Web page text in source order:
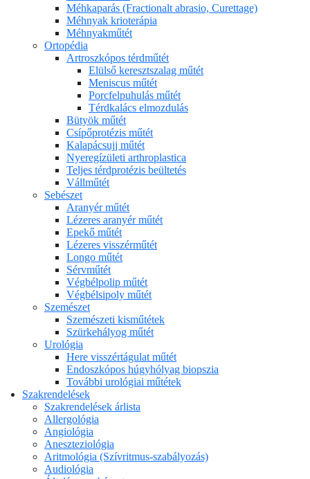
Méhkaparás (Fractionalt abrasio, Curettage)
Méhnyak krioterápia
Méhnyakműtét
Ortopédia
Artroszkópos térdműtét
Elülső keresztszalag műtét
Meniscus műtét
Porcfelpuhulás műtét
Térdkalács elmozdulás
Bütyök műtét
Csípőprotézis műtét
Kalapácsujj műtét
Nyeregízületi arthroplastica
Teljes térdprotézis beültetés
Vállműtét
Sebészet
Aranyér műtét
Lézeres aranyér műtét
Epekő műtét
Lézeres visszérműtét
Longo műtét
Sérvműtét
Végbélpolip műtét
Végbélsipoly műtét
Szemészet
Szemészeti kisműtétek
Szürkehályog műtét
Urológia
Here visszértágulat műtét
Endoszkópos húgyhólyag biopszia
További urológiai műtétek
Szakrendelések
Szakrendelések árlista
Allergológia
Angiológia
Aneszteziológia
Aritmológia (Szívritmus-szabályozás)
Audiológia